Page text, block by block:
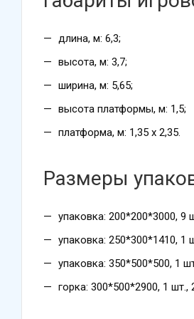
длина, м: 6,3;
высота, м: 3,7;
ширина, м: 5,65;
высота платформы, м: 1,5;
платформа, м: 1,35 х 2,35.
Размеры
упаковка: 200*200*3000, 9
упаковка: 250*300*1410, 1
упаковка: 350*500*500, 1
горка: 300*500*2900, 1 шт.,